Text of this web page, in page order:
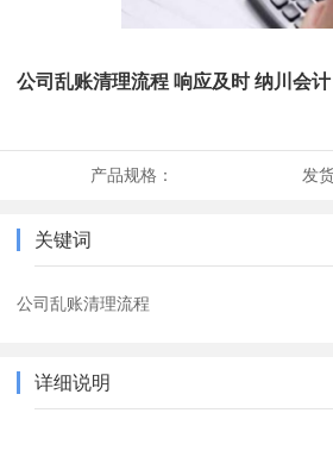
公司乱账清理流程 响应及时 纳川会计
产品规格： 发
关键词
公司乱账清理流程
详细说明